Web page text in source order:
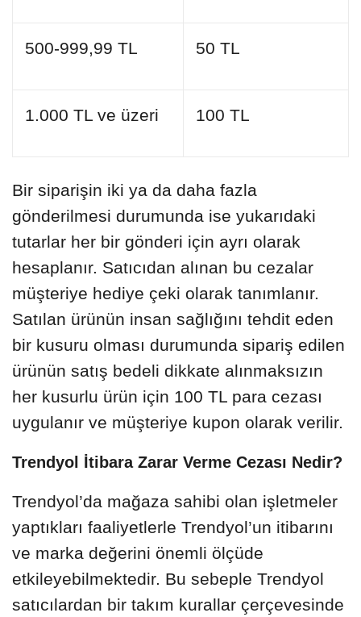
500-999,99 TL 50 TL
1.000 TL ve üzeri 100 TL
Bir siparişin iki ya da daha fazla
gönderilmesi durumunda ise yukarıdaki
tutarlar her bir gönderi için ayrı olarak
hesaplanır. Satıcıdan alınan bu cezalar
müşteriye hediye çeki olarak tanımlanır.
Satılan ürünün insan sağlığını tehdit eden
bir kusuru olması durumunda sipariş edilen
ürünün satış bedeli dikkate alınmaksızın
her kusurlu ürün için 100 TL para cezası
uygulanır ve müşteriye kupon olarak verilir.
Trendyol İtibara Zarar Verme Cezası Nedir?
Trendyol’da mağaza sahibi olan işletmeler
yaptıkları faaliyetlerle Trendyol’un itibarını
ve marka değerini önemli ölçüde
etkileyebilmektedir. Bu sebeple Trendyol
satıcılardan bir takım kurallar çerçevesinde